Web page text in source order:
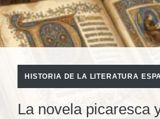
HISTORIA DE LA LITERATURA
La novela picaresca